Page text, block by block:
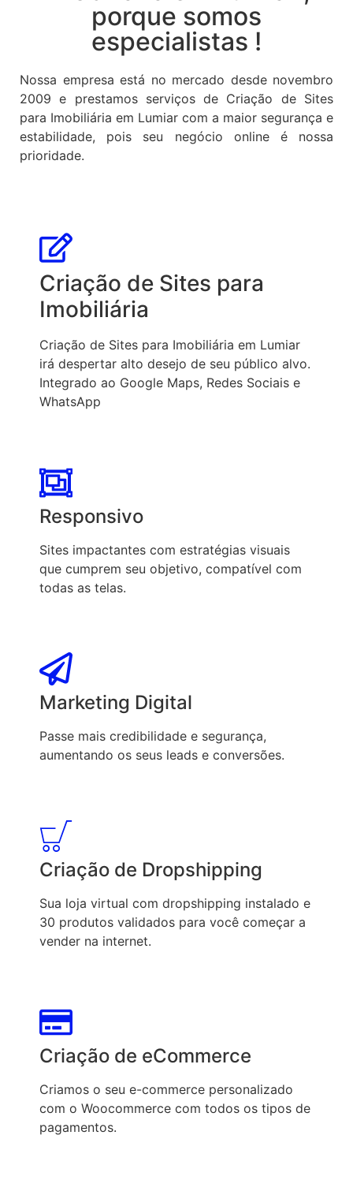
porque somos
especialistas !
Nossa empresa está no mercado desde novembro
2009 e prestamos serviços de Criação de Sites
para Imobiliária em Lumiar com a maior segurança e
estabilidade, pois seu negócio online é nossa
prioridade.
Criação de Sites para
Imobiliária
Criação de Sites para Imobiliária em Lumiar
irá despertar alto desejo de seu público alvo.
Integrado ao Google Maps, Redes Sociais e
WhatsApp
Responsivo
Sites impactantes com estratégias visuais
que cumprem seu objetivo, compatível com
todas as telas.
Marketing Digital
Passe mais credibilidade e segurança,
aumentando os seus leads e conversões.
Criação de Dropshipping
Sua loja virtual com dropshipping instalado e
30 produtos validados para você começar a
vender na internet.
Criação de eCommerce
Criamos o seu e-commerce personalizado
com o Woocommerce com todos os tipos de
pagamentos.